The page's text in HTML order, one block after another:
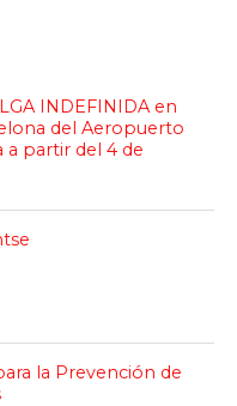
INDEFINIDA en
del Aeropuerto
a partir del 4 de
la Prevención de